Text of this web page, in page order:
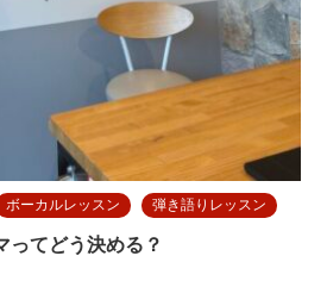
ボーカルレッスン 弾き語りレッスン
ってどう決める？